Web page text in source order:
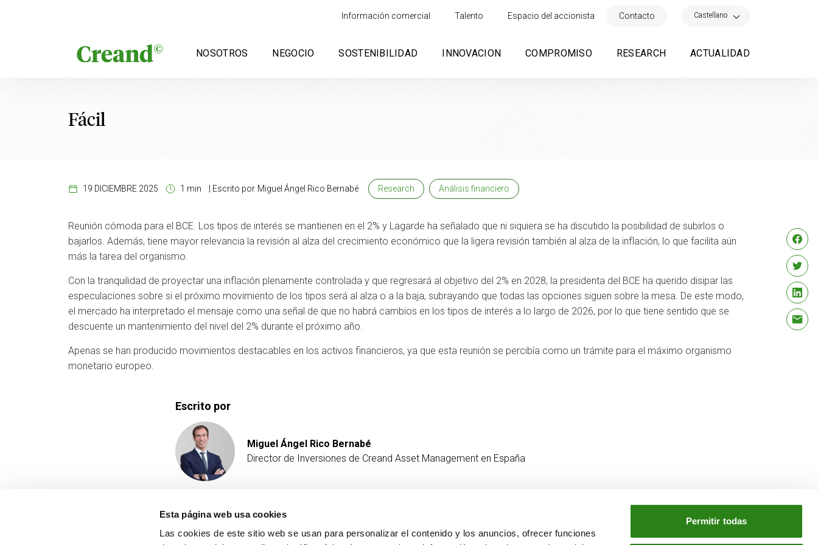
Esta página web usa cookies
Las cookies de este sitio web se usan para personalizar el contenido y los anuncios, ofrecer funciones
Permitir todas
Información comercial Talento Espacio del accionista Contacto Castellano
NOSOTROS NEGOCIO SOSTENIBILIDAD INNOVACION COMPROMISO RESEARCH ACTUALIDAD
Fácil
19 DICIEMBRE 2025 1 min Escrito por Miguel Ángel Rico Bernabé Research Análisis financiero
Reunión cómoda para el BCE. Los tipos de interés se mantienen en el 2% y Lagarde ha señalado que ni siquiera se ha discutido la posibilidad de subirlos o
bajarlos. Además, tiene mayor relevancia la revisión al alza del crecimiento económico que la ligera revisión también al alza de la inflación, lo que facilita aún
más la tarea del organismo.
Con la tranquilidad de proyectar una inflación plenamente controlada y que regresará al objetivo del 2% en 2028, la presidenta del BCE ha querido disipar las
especulaciones sobre si el próximo movimiento de los tipos será al alza o a la baja, subrayando que todas las opciones siguen sobre la mesa. De este modo,
el mercado ha interpretado el mensaje como una señal de que no habrá cambios en los tipos de interés a lo largo de 2026, por lo que tiene sentido que se
descuente un mantenimiento del nivel del 2% durante el próximo año.
Apenas se han producido movimientos destacables en los activos financieros, ya que esta reunión se percibía como un trámite para el máximo organismo
monetario europeo.
Escrito por
Miguel Ángel Rico Bernabé
Director de Inversiones de Creand Asset Management en España
CONTACTO MÁS CREAND NUESTRO GRUPO